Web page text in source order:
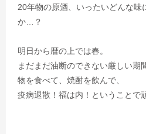
20年物の原酒、いったいどんな味
か…？
明日から暦の上では春。
まだまだ油断のできない厳しい期
物を食べて、焼酎を飲んで、
疫病退散！福は内！ということで